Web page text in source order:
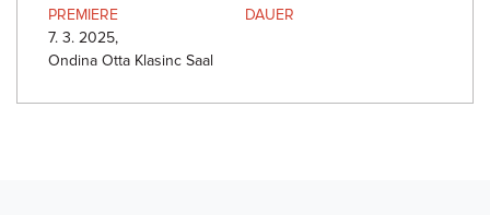
PREMIERE
7. 3. 2025,
Ondina Otta Klasinc Saal
DAUER